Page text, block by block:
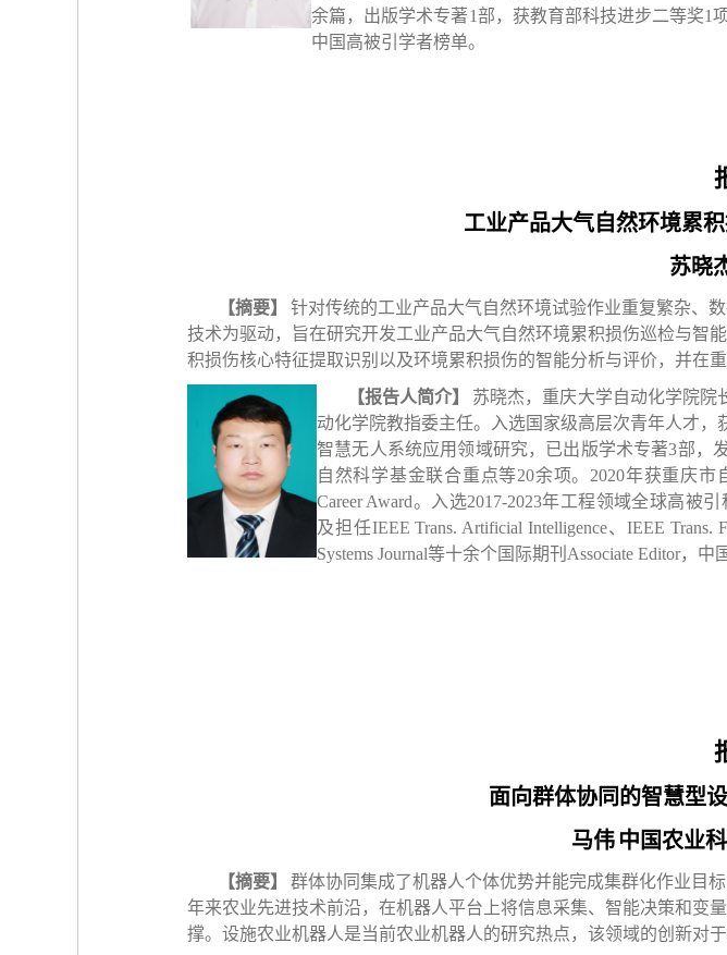
余篇，出版学术专著1部，获教育部科技进步二等奖1
中国高被引学者榜单。
工业产品大气自然环境累
苏晓
【摘要】
针对传统的工业产品大气自然环境试验作业重复繁杂、
技术为驱动，旨在研究开发工业产品大气自然环境累积损伤巡检与智
积损伤核心特征提取识别以及环境累积损伤的智能分析与评价，并在
【报告人简介】
苏晓杰，重庆大学自动化学院院
动化学院教指委主任。入选国家级高层次青年人才
智慧无人系统应用领域研究，已出版学术专著3部，
自然科学基金联合重点等20余项。 2020年获重庆市
Career Award。入选2017-2023年工程领域全球高被引
及担任IEEE Trans. Artificial Intelligence、 IEEE Trans.
Systems Journal等十余个国际期刊 Associate Editor，中
面向群体协同的智慧型
马伟 中国农业
【摘要】
群体协同集成了机器人个体优势并能完成集群化作业目
年来农业先进技术前沿，在机器人平台上将信息采集、智能决策和变
撑。设施农业机器人是当前农业机器人的研究热点，该领域的创新对